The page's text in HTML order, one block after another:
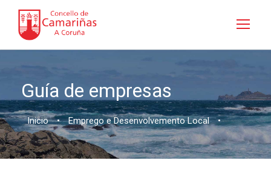
Guía de empresas
Inicio • Emprego e Desenvolvemento Local •